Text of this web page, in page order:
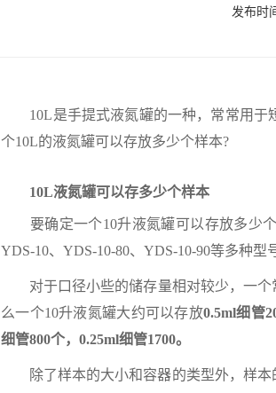
发布时
10L是手提式液氮罐的一种，常常用于
个10L的液氮罐可以存放多少个样本?
10L液氮罐可以存多少个样本
要确定一个10升液氮罐可以存放多少个
YDS-10、YDS-10-80、YDS-10-90等多种型
对于口径小些的储存量相对较少，一个
么一个10升液氮罐大约可以存放0.5ml细管
细管800个，0.25ml细管1700。
除了样本的大小和容器的类型外，样本